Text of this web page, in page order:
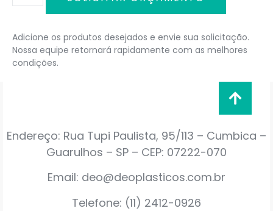
Adicione os produtos desejados e envie sua solicitação.
Nossa equipe retornará rapidamente com as melhores
condições.
Endereço: Rua Tupi Paulista, 95/113 – Cumbica –
Guarulhos – SP – CEP: 07222-070
Email: deo@deoplasticos.com.br
Telefone: (11) 2412-0926